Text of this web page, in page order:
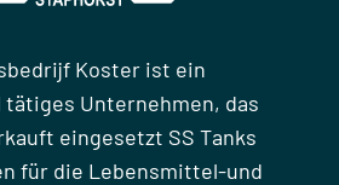
Koster ist ein
Unternehmen, das
eingesetzt SS Tanks
für die Lebensmittel-und